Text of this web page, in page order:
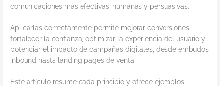
comunicaciones más efectivas, humanas y persuasivas.
Aplicarlas correctamente permite mejorar conversiones,
fortalecer la confianza, optimizar la experiencia del usuario y
potenciar el impacto de campañas digitales, desde embudos
inbound hasta landing pages de venta.
Este artículo resume cada principio y ofrece ejemplos